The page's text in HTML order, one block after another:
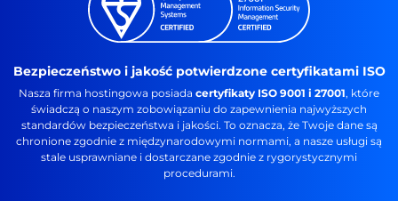
Bezpieczeństwo i jakość potwierdzone certyfikatami ISO
Nasza firma hostingowa posiada certyfikaty ISO 9001 i 27001, które
świadczą o naszym zobowiązaniu do zapewnienia najwyższych
standardów bezpieczeństwa i jakości. To oznacza, że Twoje dane są
chronione zgodnie z międzynarodowymi normami, a nasze usługi są
stale usprawniane i dostarczane zgodnie z rygorystycznymi
procedurami.